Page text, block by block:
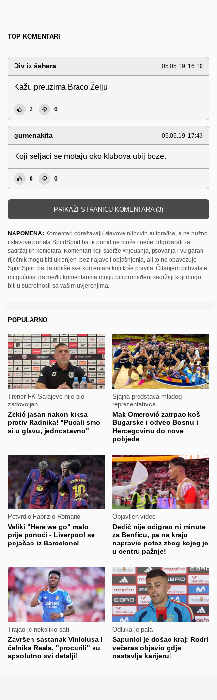
TOP KOMENTARI
Div iz šehera 05.05.19. 16:10
Kažu preuzima Braco Želju
2 0
gumenakita 05.05.19. 17:43
Koji seljaci se motaju oko klubova ubij boze.
0 0
PRIKAŽI STRANICU KOMENTARA (3)
NAPOMENA: Komentari odražavaju stavove njihovih autora/ica, a ne nužno
i stavove portala SportSport.ba te portal ne može i neće odgovarati za
sadržaj tih kometara. Komentari koji sadrže vrijeđanja, psovanja i vulgaran
riječnik mogu biti uklonjeni bez najave i objašnjenja, ali to ne obavezuje
SportSport.ba da obriše sve komentare koji krše pravila. Čitanjem prihvatate
mogućnost da među komentarima mogu biti pronađeni sadržaji koji mogu
biti u suprotnosti sa vašim uvjerenjima.
POPULARNO
Trener FK Sarajevo nije bio
zadovoljan
Zekić jasan nakon kiksa
protiv Radnika! "Pucali smo
si u glavu, jednostavno"
Sjajna predstava mladog
reprezentativca
Mak Omerović zatrpao koš
Bugarske i odveo Bosnu i
Hercegovinu do nove
pobjede
Potvrdio Fabrizio Romano
Veliki "Here we go" malo
prije ponoći - Liverpool se
pojačao iz Barcelone!
Objavljen video
Dedić nije odigrao ni minute
za Benficu, pa na kraju
napravio potez zbog kojeg je
u centru pažnje!
Trajao je nekoliko sati
Završen sastanak Viniciusa i
čelnika Reala, "procurili" su
apsolutno svi detalji!
Odluka je pala
Sapunici je došao kraj: Rodri
večeras objavio gdje
nastavlja karijeru!